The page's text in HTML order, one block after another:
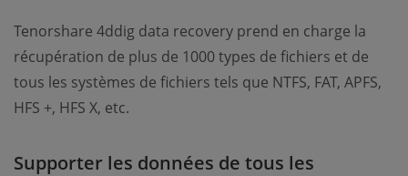
Tenorshare 4ddig data recovery prend en charge la
récupération de plus de 1000 types de fichiers et de
tous les systèmes de fichiers tels que NTFS, FAT, APFS,
HFS +, HFS X, etc.
Supporter les données de tous les